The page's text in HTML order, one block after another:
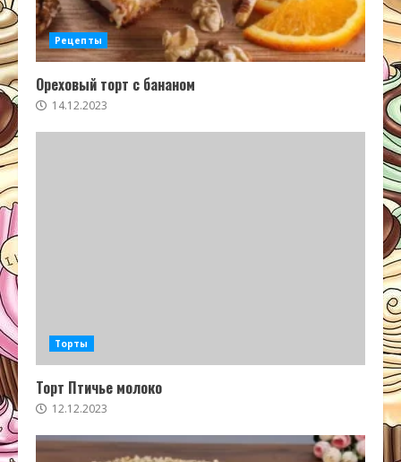
Рецепты
Ореховый торт с бананом
14.12.2023
Торты
Торт Птичье молоко
12.12.2023